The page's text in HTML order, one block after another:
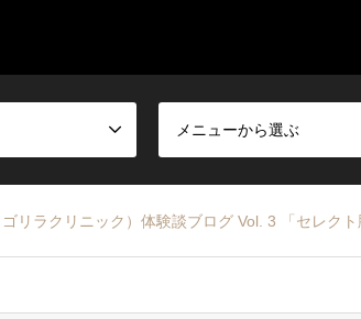
メニューから選ぶ
リラクリニック）体験談ブログ Vol. 3 「セレク